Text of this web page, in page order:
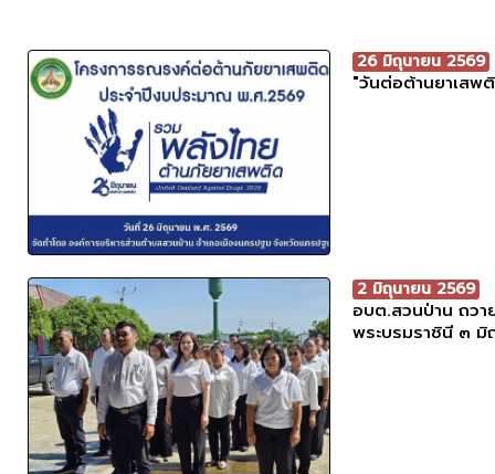
26 มิถุนายน 2569
"วันต่อต้านยาเสพ
2 มิถุนายน 2569
อบต.สวนป่าน ถวา
พระบรมราชินี ๓